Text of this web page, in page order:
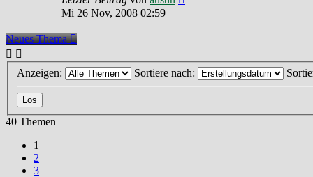
Mi 26 Nov, 2008 02:59
Neues Thema
Anzeigen: Sortiere nach:
40 Themen
1
2
3